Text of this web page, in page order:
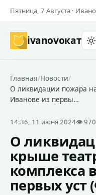
Пятница, 7 Августа ·
ivanovoкат
Главная/Новости/
О ликвидации пожара
Иванове из первы…
14:36, 11 июня 2024👁 970
О
крыше
комплекса
первых уст